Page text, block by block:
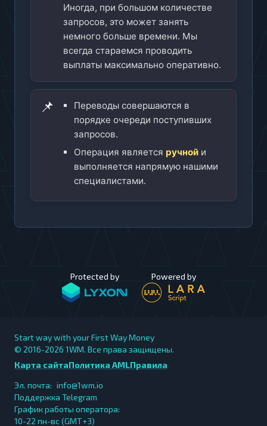
Иногда, при большом количестве
запросов, это может занять
немного больше времени. Мы
всегда стараемся проводить
выплаты максимально оперативно.
📌
Переводы совершаются в
порядке очереди поступивших
запросов.
Операция является ручной и
выполняется напрямую нашими
специалистами.
Protected by Powered by
Start way with your First Way Money
© 2016-2026 1WM. Все права защищены.
Карта сайтаПолитика AMLПравила
Эл. почта: info@1wm.io
Поддержка Telegram
График работы оператора:
10-22 пн-вс (GMT+3)